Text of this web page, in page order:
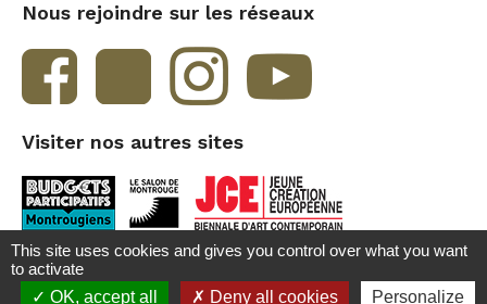
This site uses cookies and gives you control over what you want
to activate
OK, accept all
Deny all cookies Personalize
Besoin d'aide ?
Nous rejoindre sur les réseaux
Visiter nos autres sites
Accueil Contact Crédits et mentions légales